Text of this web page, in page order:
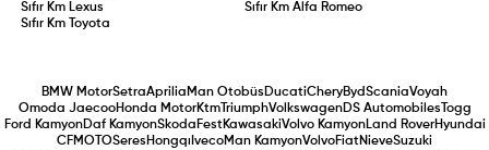
Sıfır Km Lexus Sıfır Km Alfa Romeo
Sıfır Km
Toyota
BMW MotorSetraAprilia Man Otobüs DucatiCheryBydScaniaVoyah
Omoda JaecooHonda MotorKtmTriumphVolkswagenDS Automobiles Togg
Ford KamyonDaf KamyonSkoda FestKawasakiVolvo KamyonLand RoverHyundai
CFMOTOSeres Hongqı IvecoMan KamyonVolvoFiatNieveSuzuki